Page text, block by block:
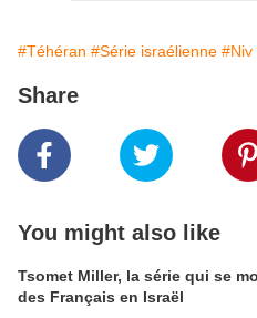
#Téhéran #Série israélienne #Niv
Share
You might also like
Tsomet Miller, la série qui se
des Français en Israël